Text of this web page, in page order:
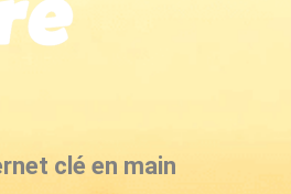
clé en main